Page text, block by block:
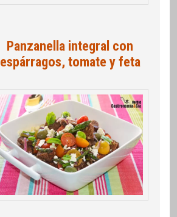
Panzanella integral con
espárragos, tomate y feta